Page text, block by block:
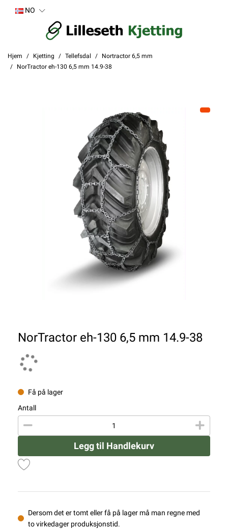
NO
Hjem Kjetting Tellefsdal
Nortractor 6,5 mm
NorTractor eh-130 6,5 mm 14.9-38
NorTractor eh-130 6,5 mm 14.9-38
Få på lager
Antall
Legg til Handlekurv
Dersom det er tomt eller få på lager må man regne med
to virkedager produksjonstid.